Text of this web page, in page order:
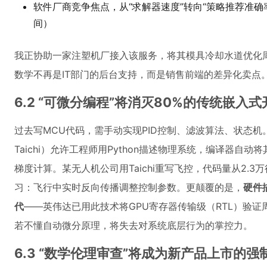
软件厂商竞争焦点，从“求解器速度”转向“策略推荐准
间）
我正协助一家注塑机厂接入该服务，将其模具冷却水道优
数学不再是IT部门的后台支持，而是销售前端的差异化卖点
6.2 “可微分编程”将消灭80%的传统嵌入式
过去写MCU代码，需手动实现PID控制、滤波算法、状态
Taichi）允许工程师用Python描述物理系统，编译器自动
梯度计算。某无人机公司用Taichi重写飞控，代码量从2.3
习：飞行中实时反向传播调整控制参数。更颠覆的是， 硬件
代——英伟达已用此技术将GPU寄存器传输级（RTL）验证
若不懂自动微分原理，将失去对系统底层行为的掌控力。
6.3 “数学伦理审查”将成为新产品上市的强